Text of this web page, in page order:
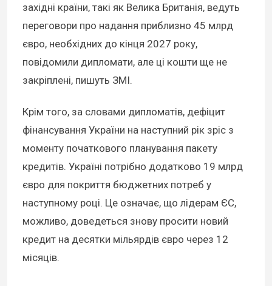
західні країни, такі як Велика Британія, ведуть
переговори про надання приблизно 45 млрд
євро, необхідних до кінця 2027 року,
повідомили дипломати, але ці кошти ще не
закріплені, пишуть ЗМІ.
Крім того, за словами дипломатів, дефіцит
фінансування України на наступний рік зріс з
моменту початкового планування пакету
кредитів. Україні потрібно додатково 19 млрд
євро для покриття бюджетних потреб у
наступному році. Це означає, що лідерам ЄС,
можливо, доведеться знову просити новий
кредит на десятки мільярдів євро через 12
місяців.